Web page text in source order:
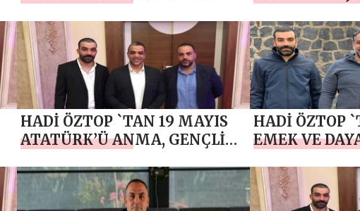
HADİ ÖZTOP `TAN 19 MAYIS
ATATÜRK’Ü ANMA, GENÇLİK
HADİ ÖZTOP
EMEK VE